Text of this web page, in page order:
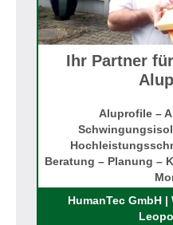
Ihr Partner
Aluprofile –
Beratung – Planung –
Rufen
HumanTec GmbH